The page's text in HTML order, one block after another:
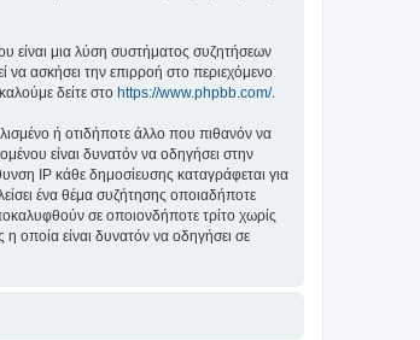
είναι μια λύση συστήματος συζητήσεων
ασκήσει την επιρροή στο περιεχόμενο
δείτε στο https://www.phpbb.com/.
ή οτιδήποτε άλλο που πιθανόν να
είναι δυνατόν να οδηγήσει στην
IP κάθε δημοσίευσης καταγράφεται για
ένα θέμα συζήτησης οποιαδήποτε
σε οποιονδήποτε τρίτο χωρίς
οποία είναι δυνατόν να οδηγήσει σε